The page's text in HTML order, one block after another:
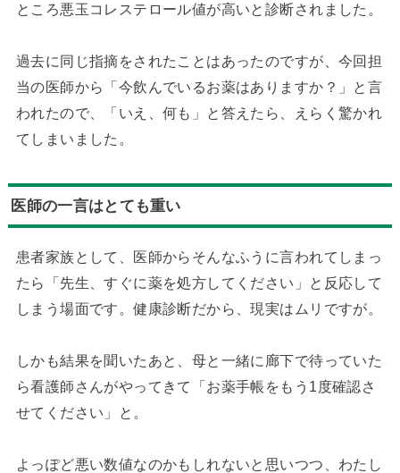
ところ悪玉コレステロール値が高いと診断されました。
過去に同じ指摘をされたことはあったのですが、今回担
当の医師から「今飲んでいるお薬はありますか？」と言
われたので、「いえ、何も」と答えたら、えらく驚かれ
てしまいました。
医師の一言はとても重い
患者家族として、医師からそんなふうに言われてしまっ
たら「先生、すぐに薬を処方してください」と反応して
しまう場面です。健康診断だから、現実はムリですが。
しかも結果を聞いたあと、母と一緒に廊下で待っていた
ら看護師さんがやってきて「お薬手帳をもう1度確認さ
せてください」と。
よっぽど悪い数値なのかもしれないと思いつつ、わたし